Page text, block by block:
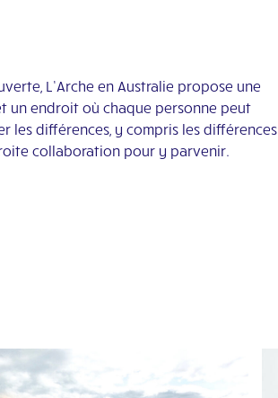
L’Arche en Australie propose une
un endroit où chaque personne peut
les différences, y compris les différences
collaboration pour y parvenir.